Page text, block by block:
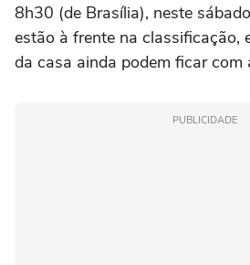
8h30 (de Brasília), neste
estão à frente na classificação,
da casa ainda podem ficar com
PUBLICIDADE